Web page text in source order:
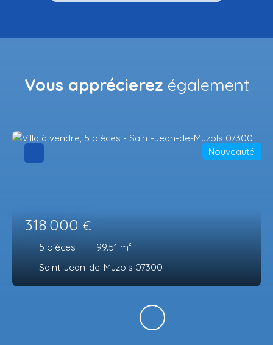
Vous apprécierez également
318 000 €
5 pièces 99.51 m²
Saint-Jean-de-Muzols 07300
Nouveauté